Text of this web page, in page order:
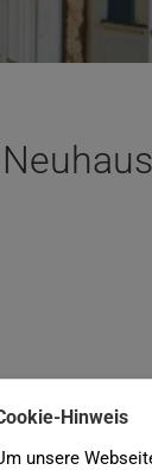
Hinweis
unsere